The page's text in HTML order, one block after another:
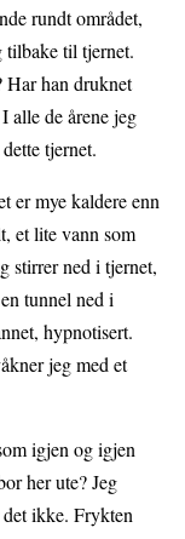
rundt området,
tilbake til tjernet.
han druknet
alle de årene jeg
tjernet.
er mye kaldere enn
et lite vann som
stirrer ned i tjernet,
tunnel ned i
hypnotisert.
jeg med et
igjen og igjen
her ute? Jeg
ikke. Frykten